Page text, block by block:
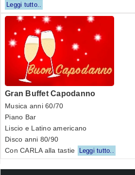
Leggi tutto..
Gran Buffet Capodanno
Musica anni 60/70
Piano Bar
Liscio e Latino americano
Disco anni 80/90
Con CARLA alla tastie
Leggi tutto..